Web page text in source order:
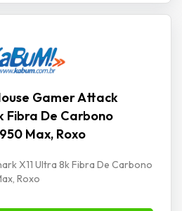
Gamer Attack
Fibra De Carbono
Max, Roxo
X11 Ultra 8k Fibra De Carbono
Roxo